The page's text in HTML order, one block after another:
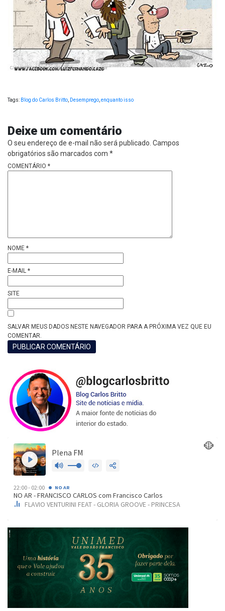
Tags: Blog do Carlos Britto Desemprego enquanto isso
Deixe um comentário
O seu endereço de e-mail não será publicado. Campos
obrigatórios são marcados com *
COMENTÁRIO *
NOME *
E-MAIL *
SITE
SALVAR MEUS DADOS NESTE NAVEGADOR PARA A PRÓXIMA VEZ QUE EU
COMENTAR.